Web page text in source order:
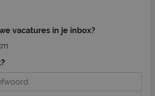
vacatures in je inbox?